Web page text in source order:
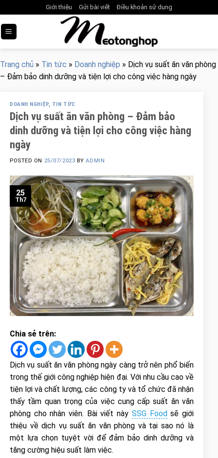
to
content
Giới thiệu Gửi bài viết Điều khoản sử dụng
Trang chủ » Tin tức » Doanh nghiệp » Dịch vụ suất ăn văn phòng
– Đảm bảo dinh dưỡng và tiện lợi cho công việc hàng ngày
DOANH NGHIỆP, TIN TỨC
Dịch vụ suất ăn văn phòng – Đảm bảo
dinh dưỡng và tiện lợi cho công việc hàng
ngày
POSTED ON 25/07/2023 BYADMIN
25
Th7
Chia sẻ trên:
Dịch vụ suất ăn văn phòng ngày càng trở nên phổ biến
trong thế giới công nghiệp hiện đại. Với nhu cầu cao về
tiện lợi và chất lượng, các công ty và tổ chức đã nhận
thấy tầm quan trọng của việc cung cấp suất ăn văn
phòng cho nhân viên. Bài viết này SSG Food sẽ giới
thiệu về dịch vụ suất ăn văn phòng và tại sao nó là
một lựa chọn tuyệt vời để đảm bảo dinh dưỡng và
tăng cường hiệu suất làm việc.